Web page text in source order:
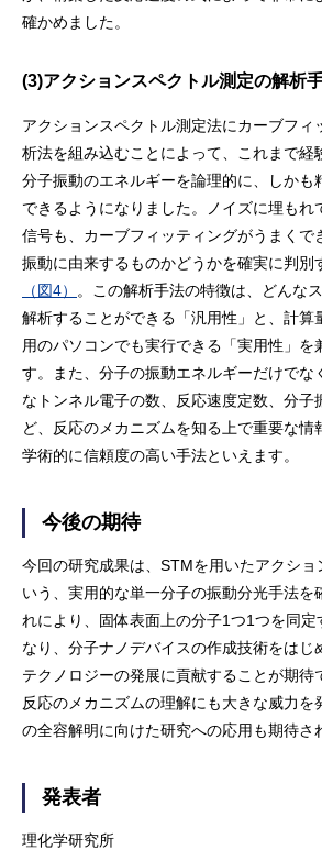
確かめました。
(3)アクションスペクトル測定の解析
アクションスペクトル測定法にカーブフィ
析法を組み込むことによって、これまで経
分子振動のエネルギーを論理的に、しかも
できるようになりました。ノイズに埋もれ
信号も、カーブフィッティングがうまくで
振動に由来するものかどうかを確実に判別
（図4）
。この解析手法の特徴は、どんな
解析することができる「汎用性」と、計算
用のパソコンでも実行できる「実用性」を
す。また、分子の振動エネルギーだけでな
なトンネル電子の数、反応速度定数、分子
ど、反応のメカニズムを知る上で重要な情
学術的に信頼度の高い手法といえます。
今後の期待
今回の研究成果は、STMを用いたアクショ
いう、実用的な単一分子の振動分光手法を
れにより、固体表面上の分子1つ1つを同定
なり、分子ナノデバイスの作成技術をはじ
テクノロジーの発展に貢献することが期待
反応のメカニズムの理解にも大きな威力を
の全容解明に向けた研究への応用も期待さ
発表者
理化学研究所